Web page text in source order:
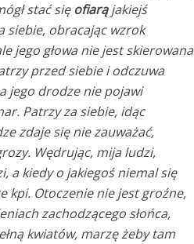
stać sięofiarąjakiejś
siebie, obracając wzrok
jego głowa nie jest skierowana
przed siebie i odczuwa
jego drodze nie pojawi
Patrzy za siebie, idąc
zdaje się nie zauważać,
Wędrując, mija ludzi,
a kiedy o jakiegoś niemal się
kpi. Otoczenie nie jest groźne,
zachodzącego słońca,
kwiatów, marzę żeby tam